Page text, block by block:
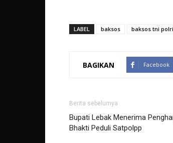
LABEL baksos baksos tni polri
BAGIKAN Facebook
Berita sebelumya
Bupati Lebak Menerima
Bhakti Peduli Satpolpp